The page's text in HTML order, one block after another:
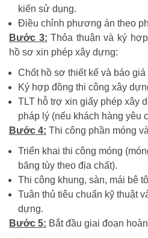
kiến sử dụng.
Điều chỉnh phương án theo
Bước 3: Thỏa thuận và ký
hồ sơ xin phép xây dựng:
Chốt hồ sơ thiết kế và báo
Ký hợp đồng thi công xây
TLT hỗ trợ xin giấy phép xây
pháp lý (nếu khách hàng yêu
Bước 4: Thi công phần móng
Triển khai thi công móng
băng tùy theo địa chất).
Thi công khung, sàn, mái bê
Tuân thủ tiêu chuẩn kỹ thuật
dựng.
Bước 5: Bắt đầu giai đoạn